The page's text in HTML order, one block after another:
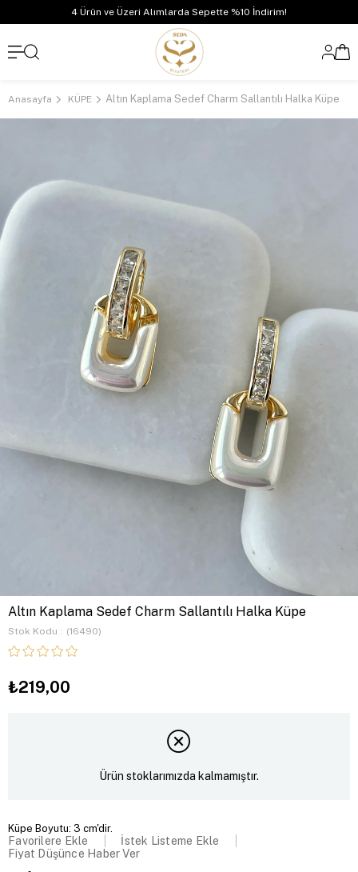
4 Ürün ve Üzeri Alımlarda Sepette %10 İndirim!
Anasayfa KÜPE Altın Kaplama Sedef Charm Sallantılı Halka Küpe
Altın Kaplama Sedef Charm Sallantılı Halka Küpe
Stok Kodu (16490)
₺219,00
Ürün stoklarımızda kalmamıştır.
Küpe Boyutu: 3 cm'dir.
Favorilere Ekle
İstek Listeme Ekle
Fiyat Düşünce Haber Ver